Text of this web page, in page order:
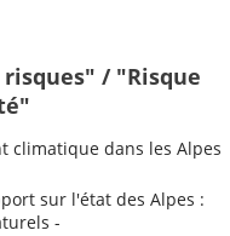
/ "Risque
climatique dans les Alpes
sur l'état des Alpes :
-